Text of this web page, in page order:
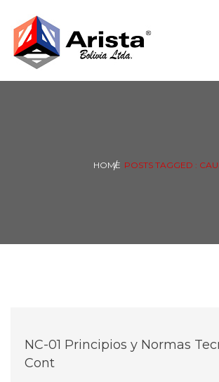
HOME POSTS TAGGED :
NC-01 Principios y Normas
Cont